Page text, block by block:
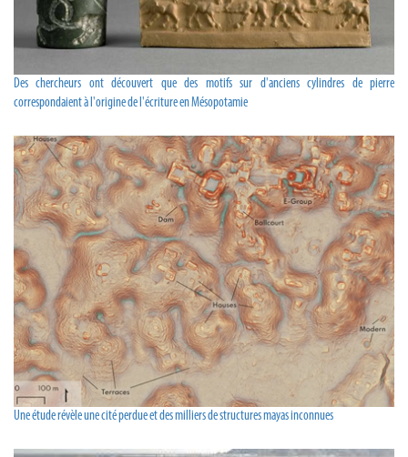
Des chercheurs ont découvert que des motifs sur d'anciens cylindres de pierre
correspondaient à l'origine de l'écriture en Mésopotamie
Une étude révèle une cité perdue et des milliers de structures mayas inconnues